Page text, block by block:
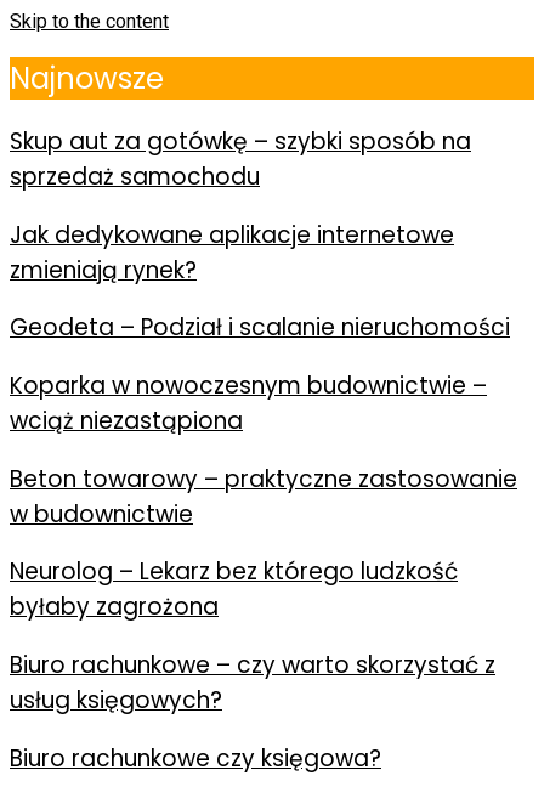
Skip to the content
Najnowsze
Skup aut za gotówkę – szybki sposób na
sprzedaż samochodu
Jak dedykowane aplikacje internetowe
zmieniają rynek?
Geodeta – Podział i scalanie nieruchomości
Koparka w nowoczesnym budownictwie –
wciąż niezastąpiona
Beton towarowy – praktyczne zastosowanie
w budownictwie
Neurolog – Lekarz bez którego ludzkość
byłaby zagrożona
Biuro rachunkowe – czy warto skorzystać z
usług księgowych?
Biuro rachunkowe czy księgowa?